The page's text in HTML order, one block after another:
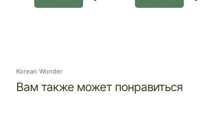
Korean Wonder
Вам также может понравиться